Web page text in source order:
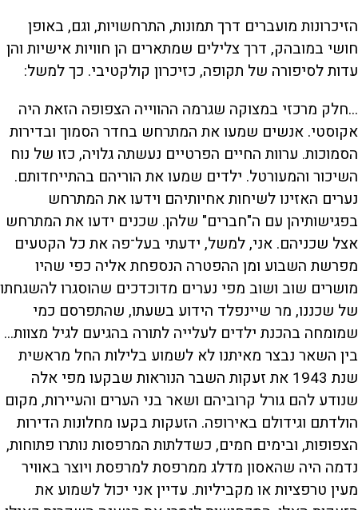
הזיכרונות מועברים דרך תמונות, התרחשויות, וגם, באופן
חושי במובהק, דרך צלילים שמתארים הן חוויות אישיות והן
עדות לסיפורה של תקופה, כזיכרון קולקטיבי. כך למשל:
...חלק מרכזי במצוקה שגרמה ההווייה הצפופה הזאת היה
אקוסטי. אנשים שמעו את המתרחש בחדר הסמוך ובדירות
הסמוכות. ערוות החיים הפרטיים נעשתה גלויה, כזו של נוח
השיכור והמעורטל. ילדים שמעו את הוריהם בהתייחדותם.
נערים האזינו לשיחות אחיותיהם וידעו את המתרחש
בפגישותיהן עם ה"חברים" שלהן. שכנים ידעו את המתרחש
אצל שכניהם. אני, למשל, ידעתי בעל־פה את כל הקטעים
מפרשת השבוע ומן ההפטרה הנספחת אליה כפי שהיו
מושרים שוב ושוב מפי נערים מדוכדכים שהוסגרו להשגחתו
של שכננו, מר שיינפלד הידוע בשעתו, שהתפרסם כמי
שמומחה בהכנת ילדים לעלייה לתורה בהגיעם לגיל מצוות...
בין השאר נבצר מאיתנו לא לשמוע בלילות החל מראשית
שנת 1943 את זעקות השבר הנוראות שבקעו מפי אלה
שנודע להם גורל קרוביהם ושאר בני הערים והעיירות, מקום
הולדתם וגידולם באירופה. הזעקות בקעו מחלונות הדירות
הצפופות, ובימים חמים, כשדלתות המרפסות נותרו פתוחות,
נדמה היה שהאסון מדלג ממרפסת למרפסת ויוצר באוויר
מעין טרפציות או מקביליות. עדיין אני יכול לשמוע את